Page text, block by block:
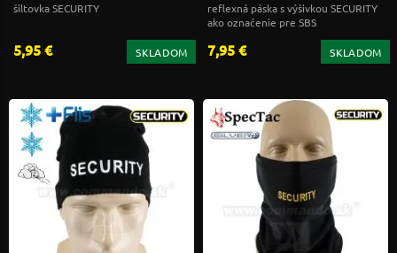
šiltovka SECURITY
5,95 € SKLADOM
reflexná páska s výšivkou SECURITY
ako označenie pre SBS
7,95 € SKLADOM